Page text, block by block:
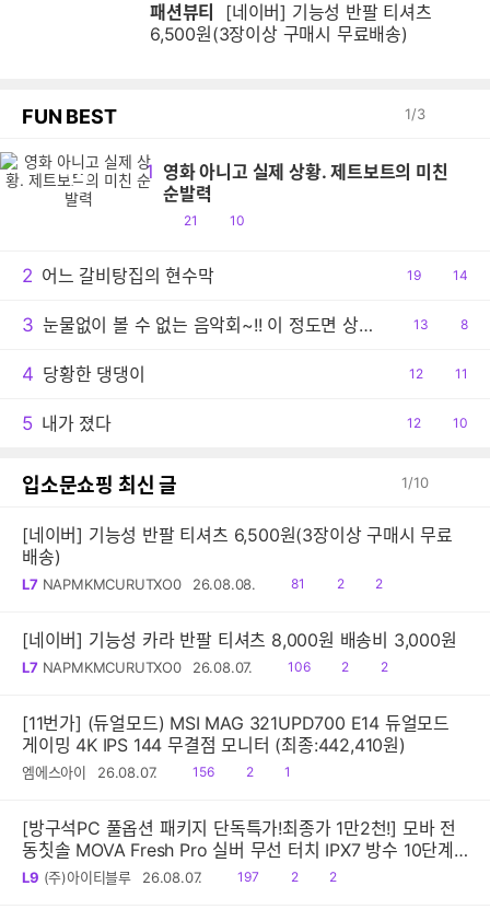
패션뷰티
6,500원(3장이상 구매시 무료배송)
FUN BEST 1/3
1 영화 아니고 실제 상황. 제트보트의 미친
순발력
공
21
댓
10
영
2 어느 갈비탕집의 현수막
공
19
댓
14
3 눈물없이 볼 수 없는 음악회~!! 이 정도면 상줘야..ㅠ
공
13
댓
8
4 당황한 댕댕이
공
12
댓
11
5 내가 졌다
공
12
댓
10
입소문쇼핑 최신 글 1/10
[네이버] 기능성 반팔 티셔츠 6,500원(3장이상 구매시 무료
배송)
L7 NAPMKMCURUTXO0 26.08.08.
읽
81
공
2
댓
2
[네이버] 기능성 카라 반팔 티셔츠 8,000원 배송비 3,000원
L7 NAPMKMCURUTXO0 26.08.07.
읽
106
공
2
댓
2
[11번가] (듀얼모드) MSI MAG 321UPD700 E14 듀얼모드
게이밍 4K IPS 144 무결점 모니터 (최종:442,410원)
엠에스아이 26.08.07.
읽
156
공
2
댓1
[방구석PC 풀옵션 패키지 단독특가!최종가 1만2천!] 모바 전
동칫솔 MOVA Fresh Pro 실버 무선 터치 IPX7 방수 10단계
진동 음파 전동칫솔
L9 (주)아이티블루 26.08.07.
읽
197
공
2
댓
2